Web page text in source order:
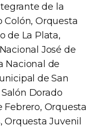
de la
Colón, Orquesta
de La Plata,
José de
Nacional de
de San
Dorado
Febrero, Orquesta
Juvenil